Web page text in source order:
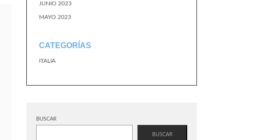
JUNIO 2023
MAYO 2023
CATEGORÍAS
ITALIA
BUSCAR
BUSCAR